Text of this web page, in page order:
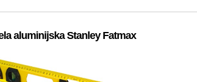
aluminijska Stanley Fatmax